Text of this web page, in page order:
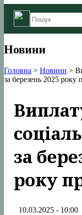
Новини
Головна > Новини >
за березень 2025 року
за
року
10.03.2025 - 10:00